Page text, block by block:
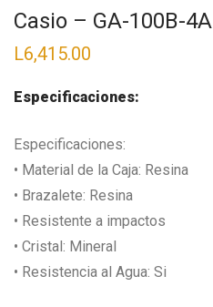
Casio – GA-100B-4A
L6,415.00
Especificaciones:
Especificaciones:
• Material de la Caja: Resina
• Brazalete: Resina
• Resistente a impactos
• Cristal: Mineral
• Resistencia al Agua: Si